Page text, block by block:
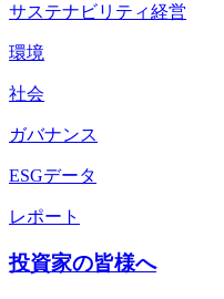
サステナビリティ経営
環境
社会
ガバナンス
ESGデータ
レポート
投資家の皆様へ